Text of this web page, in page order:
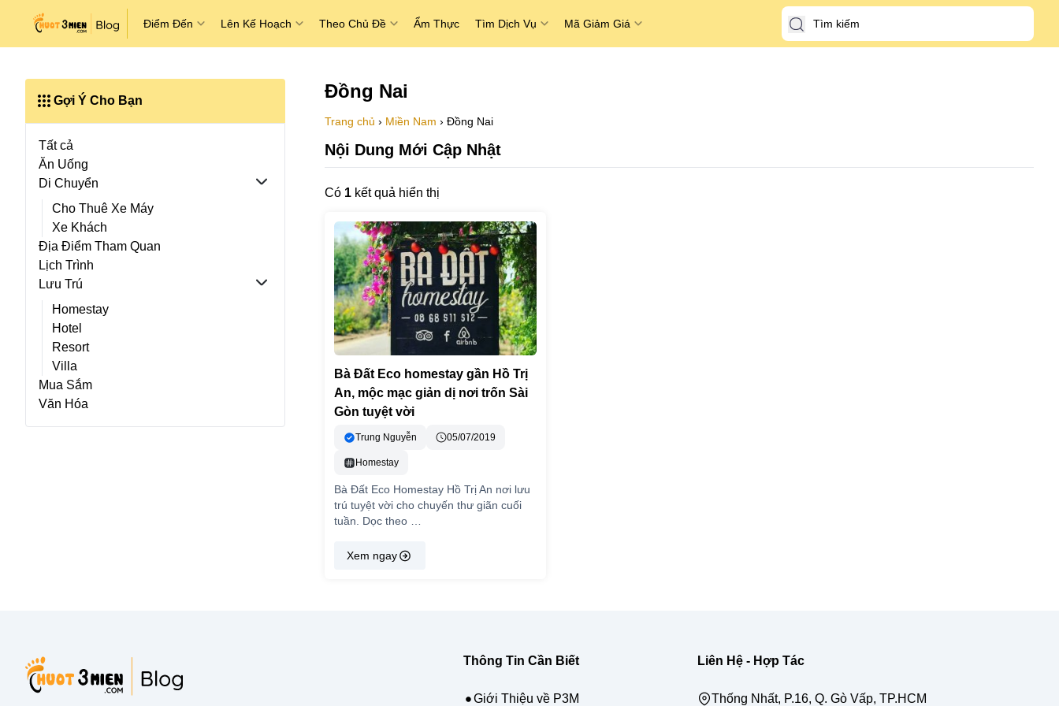
Điểm Đến Lên Kế Hoạch Theo Chủ Đề Ẩm Thực Tìm Dịch Vụ Mã Giảm Giá
Gợi Ý Cho Bạn
Tất cả
Ăn Uống
Di Chuyển
Cho Thuê Xe Máy
Xe Khách
Địa Điểm Tham Quan
Lịch Trình
Lưu Trú
Homestay
Hotel
Resort
Villa
Mua Sắm
Văn Hóa
Đồng Nai
Trang chủ › Miền Nam › Đồng Nai
Nội Dung Mới Cập Nhật
Có 1 kết quả hiển thị
Bà Đất Eco homestay gần Hồ Trị
An, mộc mạc giản dị nơi trốn Sài
Gòn tuyệt vời
Trung Nguyễn 05/07/2019
Homestay
Bà Đất Eco Homestay Hồ Trị An nơi lưu
trú tuyệt vời cho chuyến thư giãn cuối
tuần. Dọc theo …
Xem ngay
Thông Tin Cần Biết
Giới Thiệu về P3M
Liên Hệ - Hợp Tác
Thống Nhất, P.16, Q. Gò Vấp, TP.HCM